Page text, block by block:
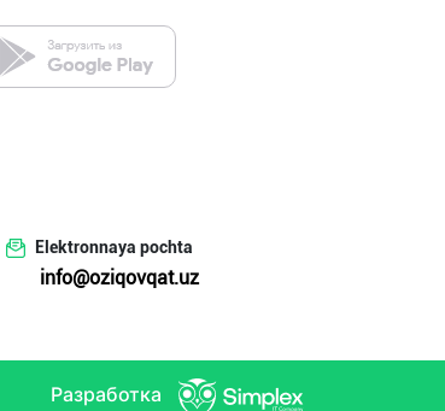
Elektronnaya pochta
info@oziqovqat.uz
Разработка